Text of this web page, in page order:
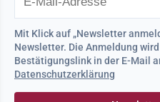
Mit Klick auf „Newsletter
Newsletter. Die Anmeldung
Bestätigungslink in der E-Mail
Datenschutzerklärung